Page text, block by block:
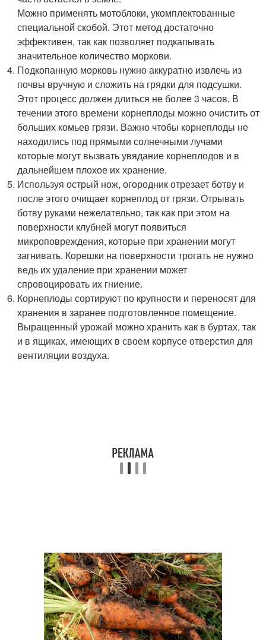
Можно применять мотоблоки, укомплектованные
специальной скобой. Этот метод достаточно
эффективен, так как позволяет подкапывать
значительное количество моркови.
Подкопанную морковь нужно аккуратно извлечь из
почвы вручную и сложить на грядки для подсушки.
Этот процесс должен длиться не более 3 часов. В
течении этого времени корнеплоды можно очистить от
больших комьев грязи. Важно чтобы корнеплоды не
находились под прямыми солнечными лучами
которые могут вызвать увядание корнеплодов и в
дальнейшем плохое их хранение.
Используя острый нож, огородник отрезает ботву и
после этого очищает корнеплод от грязи. Отрывать
ботву руками нежелательно, так как при этом на
поверхности клубней могут появиться
микроповреждения, которые при хранении могут
загнивать. Корешки на поверхности трогать не нужно
ведь их удаление при хранении может
спровоцировать их гниение.
Корнеплоды сортируют по крупности и переносят для
хранения в заранее подготовленное помещение.
Выращенный урожай можно хранить как в буртах, так
и в ящиках, имеющих в своем корпусе отверстия для
вентиляции воздуха.